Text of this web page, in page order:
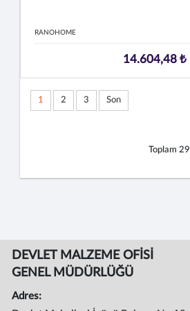
RANOHOME
14.604,48 ₺
1 2 3 Son
Toplam 29
DEVLET MALZEME OFİSİ
GENEL MÜDÜRLÜĞÜ
Adres: